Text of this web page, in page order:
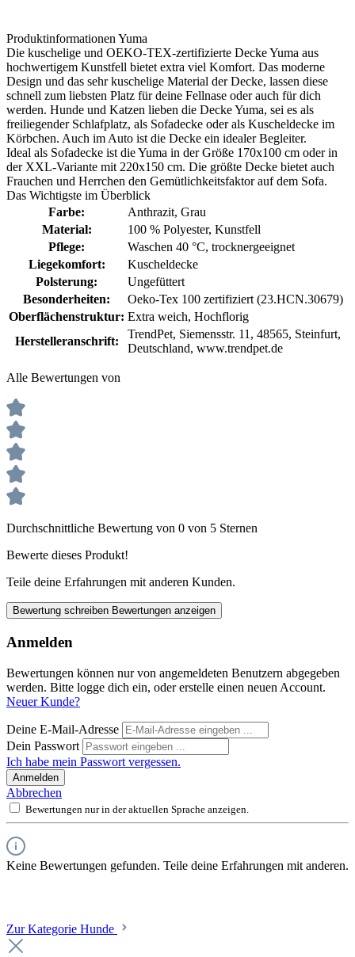
Produktinformationen Yuma
Die kuschelige und OEKO-TEX-zertifizierte Decke Yuma aus
hochwertigem Kunstfell bietet extra viel Komfort. Das moderne
Design und das sehr kuschelige Material der Decke, lassen diese
schnell zum liebsten Platz für deine Fellnase oder auch für dich
werden. Hunde und Katzen lieben die Decke Yuma, sei es als
freiliegender Schlafplatz, als Sofadecke oder als Kuscheldecke im
Körbchen. Auch im Auto ist die Decke ein idealer Begleiter.
Ideal als Sofadecke ist die Yuma in der Größe 170x100 cm oder in
der XXL-Variante mit 220x150 cm. Die größte Decke bietet auch
Frauchen und Herrchen den Gemütlichkeitsfaktor auf dem Sofa.
Das Wichtigste im Überblick
Farbe:
Anthrazit, Grau
Material:
100 % Polyester, Kunstfell
Pflege:
Waschen 40 °C, trocknergeeignet
Liegekomfort:
Kuscheldecke
Polsterung:
Ungefüttert
Besonderheiten:
Oeko-Tex 100 zertifiziert (23.HCN.30679)
Oberflächenstruktur: Extra weich, Hochflorig
Herstelleranschrift:
TrendPet, Siemensstr. 11, 48565, Steinfurt,
Deutschland, www.trendpet.de
Alle Bewertungen von
Durchschnittliche Bewertung von 0 von 5 Sternen
Bewerte dieses Produkt!
Teile deine Erfahrungen mit anderen Kunden.
Bewertung schreiben Bewertungen anzeigen
Anmelden
Bewertungen können nur von angemeldeten Benutzern abgegeben
werden. Bitte logge dich ein, oder erstelle einen neuen Account.
Neuer Kunde?
Deine E-Mail-Adresse
Dein Passwort
Ich habe mein Passwort vergessen.
Anmelden
Abbrechen
Bewertungen nur in der aktuellen Sprache anzeigen.
Keine Bewertungen gefunden. Teile deine Erfahrungen mit anderen.
Zur Kategorie Hunde